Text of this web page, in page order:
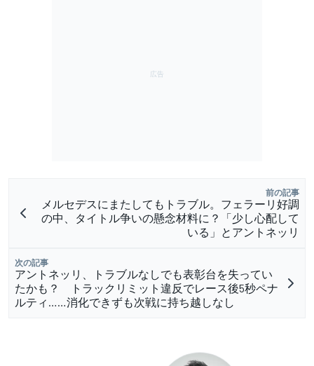
前の記事
メルセデスにまたしてもトラブル。フェラーリ好調
の中、タイトル争いの懸念材料に？「少し心配して
いる」とアントネッリ
次の記事
アントネッリ、トラブルなしでも表彰台を失ってい
たかも？ トラックリミット違反でレース後5秒ペナ
ルティ……消化できずも次戦に持ち越しなし